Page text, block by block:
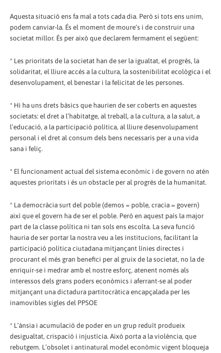
Aquesta situació ens fa mal a tots cada dia. Però si tots ens unim,
podem canviar-la. És el moment de moure’s i de construir una
societat millor. És per això que declarem fermament el següent:
* Les prioritats de la societat han de ser la igualtat, el progrés, la
solidaritat, el lliure accés a la cultura, la sostenibilitat ecològica i el
desenvolupament, el benestar i la felicitat de les persones.
* Hi ha uns drets bàsics que haurien de ser coberts en aquestes
societats: el dret a l’habitatge, al treball, a la cultura, a la salut, a
l’educació, a la participació política, al lliure desenvolupament
personal i el dret al consum dels bens necessaris per a una vida
sana i feliç.
* El funcionament actual del sistema econòmic i de govern no atén
aquestes prioritats i és un obstacle per al progrés de la humanitat.
* La democràcia surt del poble (demos = poble, cracia = govern)
així que el govern ha de ser el poble. Però en aquest país la major
part de la classe política ni tan sols ens escolta. La seva funció
hauria de ser portar la nostra veu a les institucions, facilitant la
participació política ciutadana mitjançant línies directes i
procurant el més gran benefici per al gruix de la societat, no la de
enriquir-se i medrar amb el nostre esforç, atenent només als
interessos dels grans poders econòmics i aferrant-se al poder
mitjançant una dictadura partitocràtica encapçalada per les
inamovibles sigles del PPSOE
* L’ànsia i acumulació de poder en un grup reduït produeix
desigualtat, crispació i injustícia. Això porta a la violència, que
rebutgem. L’obsolet i antinatural model econòmic vigent bloqueja